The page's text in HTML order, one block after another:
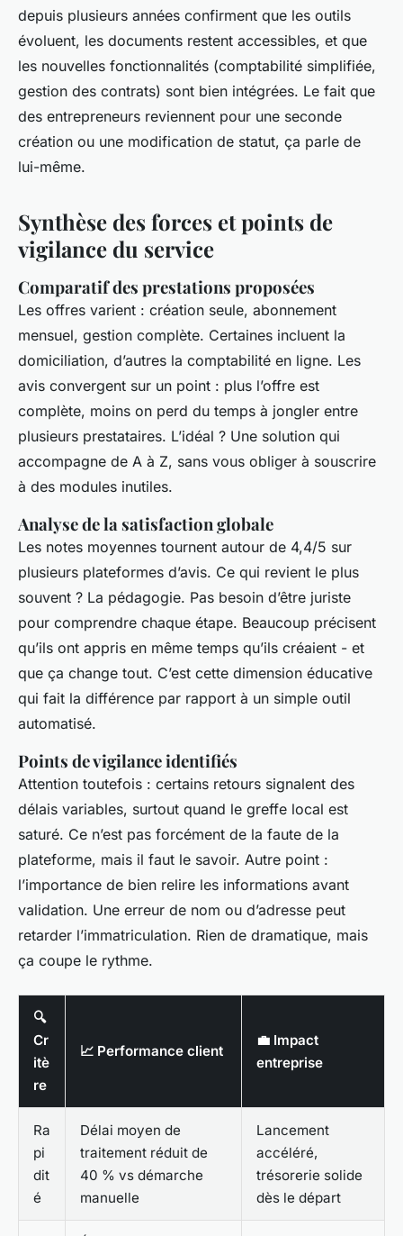
depuis plusieurs années confirment que les outils
évoluent, les documents restent accessibles, et que
les nouvelles fonctionnalités (comptabilité simplifiée,
gestion des contrats) sont bien intégrées. Le fait que
des entrepreneurs reviennent pour une seconde
création ou une modification de statut, ça parle de
lui-même.
Synthèse des forces et points de
vigilance du service
Comparatif des prestations proposées
Les offres varient : création seule, abonnement
mensuel, gestion complète. Certaines incluent la
domiciliation, d’autres la comptabilité en ligne. Les
avis convergent sur un point : plus l’offre est
complète, moins on perd du temps à jongler entre
plusieurs prestataires. L’idéal ? Une solution qui
accompagne de A à Z, sans vous obliger à souscrire
à des modules inutiles.
Analyse de la satisfaction globale
Les notes moyennes tournent autour de 4,4/5 sur
plusieurs plateformes d’avis. Ce qui revient le plus
souvent ? La pédagogie. Pas besoin d’être juriste
pour comprendre chaque étape. Beaucoup précisent
qu’ils ont appris en même temps qu’ils créaient - et
que ça change tout. C’est cette dimension éducative
qui fait la différence par rapport à un simple outil
automatisé.
Points de vigilance identifiés
Attention toutefois : certains retours signalent des
délais variables, surtout quand le greffe local est
saturé. Ce n’est pas forcément de la faute de la
plateforme, mais il faut le savoir. Autre point :
l’importance de bien relire les informations avant
validation. Une erreur de nom ou d’adresse peut
retarder l’immatriculation. Rien de dramatique, mais
ça coupe le rythme.
🔍
Cr
itè
re
📈 Performance client
💼 Impact
entreprise
Ra
pi
dit
é
Délai moyen de
traitement réduit de
40 % vs démarche
manuelle
Lancement
accéléré,
trésorerie solide
dès le départ